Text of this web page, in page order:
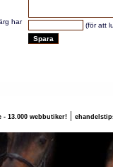
har
(för att
- 13.000 webbutiker!|
Maurtvedt